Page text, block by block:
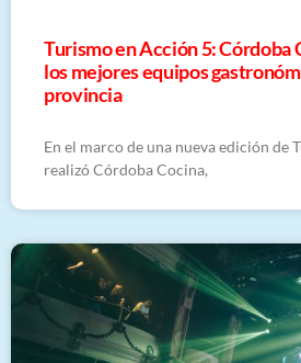
Turismo en Acción 5: Córdoba
los mejores equipos
provincia
En el marco de una nueva edición de
realizó Córdoba Cocina,